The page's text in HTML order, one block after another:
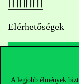
A legjobb élmények
Elérhetőségek